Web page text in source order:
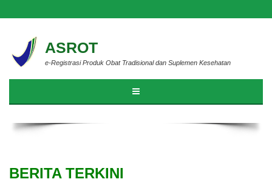
ASROT
e-Registrasi Produk Obat Tradisional dan Suplemen Kesehatan
BERITA TERKINI